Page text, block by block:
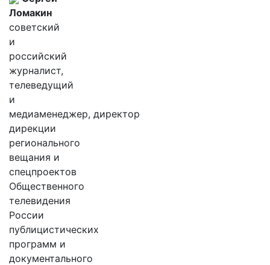
Ломакин
советский
и
российский
журналист,
телеведущий
и
медиаменеджер, директор
дирекции
регионального
вещания и
спецпроектов
Общественного
телевидения
России
публицистических
программ и
документального